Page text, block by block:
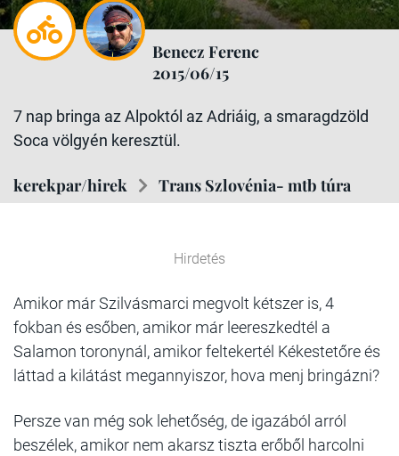
Benecz Ferenc
2015/06/15
7 nap bringa az Alpoktól az Adriáig, a smaragdzöld
Soca völgyén keresztül.
kerekpar/hirek Trans Szlovénia- mtb túra
Hirdetés
Amikor már Szilvásmarci megvolt kétszer is, 4
fokban és esőben, amikor már leereszkedtél a
Salamon toronynál, amikor feltekertél Kékestetőre és
láttad a kilátást megannyiszor, hova menj bringázni?
Persze van még sok lehetőség, de igazából arról
beszélek, amikor nem akarsz tiszta erőből harcolni